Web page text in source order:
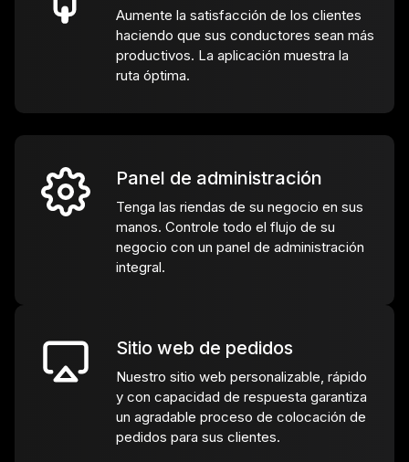
Aumente la satisfacción de los clientes
haciendo que sus conductores sean más
productivos. La aplicación muestra la
ruta óptima.
Panel de administración
Tenga las riendas de su negocio en sus
manos. Controle todo el flujo de su
negocio con un panel de administración
integral.
Sitio web de pedidos
Nuestro sitio web personalizable, rápido
y con capacidad de respuesta garantiza
un agradable proceso de colocación de
pedidos para sus clientes.